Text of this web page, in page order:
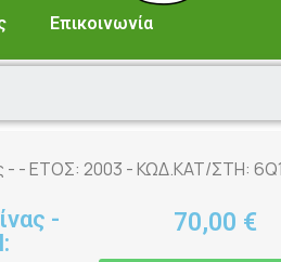
Επικοινωνία
- - ΕΤΟΣ: 2003 - ΚΩΔ.ΚΑΤ/ΣΤΗ:
-
70,00 €